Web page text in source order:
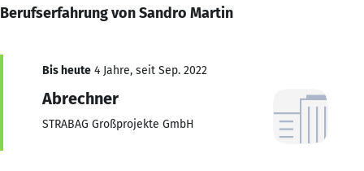
Berufserfahrung von Sandro Martin
Bis heute 4 Jahre, seit Sep. 2022
Abrechner
STRABAG Großprojekte GmbH